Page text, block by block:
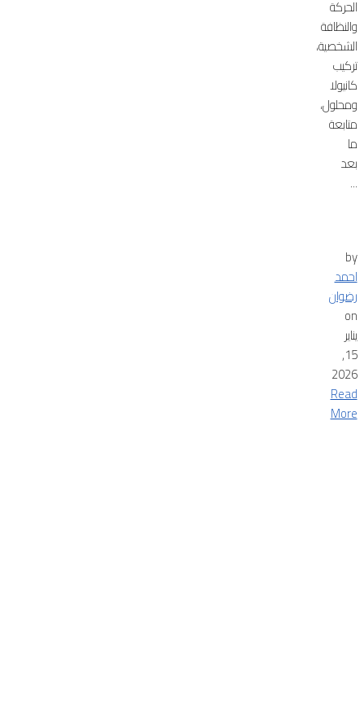
الحركة
والنظافة
الشخصية،
تركيب
كانيولا
ومحلول،
متابعة
ما
بعد
...
by
احمد
رضوان
on
يناير
15,
2026
Read
More